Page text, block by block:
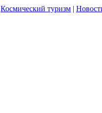
Космический туризм |